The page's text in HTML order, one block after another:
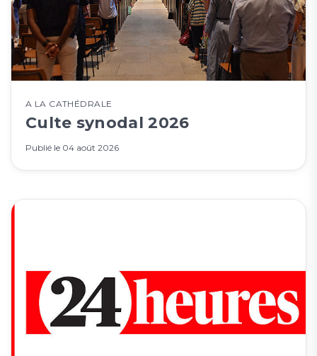
A LA CATHÉDRALE
Culte synodal 2026
Publié le 04 août 2026